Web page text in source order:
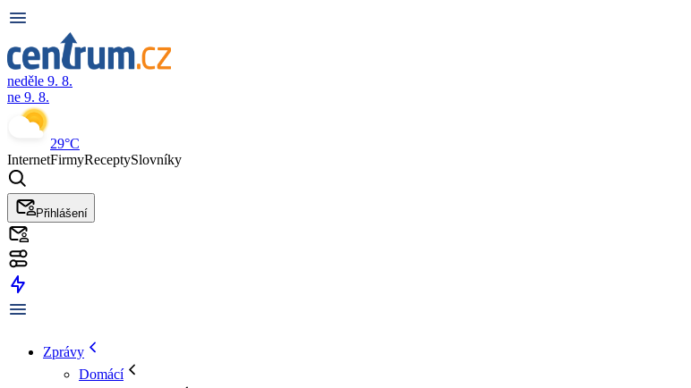
neděle 9. 8.
ne 9. 8.
29°C
InternetFirmyReceptySlovníky
Přihlášení
Zprávy
Domácí